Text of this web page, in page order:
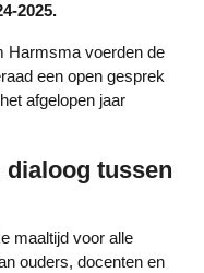
2025.
een open gesprek
afgelopen jaar
tussen
ouders, docenten en